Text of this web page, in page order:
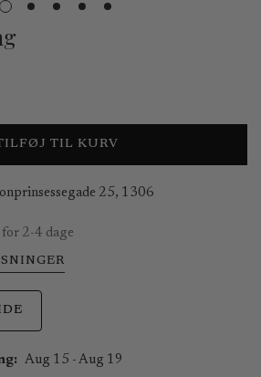
TIL KURV
25, 1306
2-4 dage
Aug 15 - Aug 19